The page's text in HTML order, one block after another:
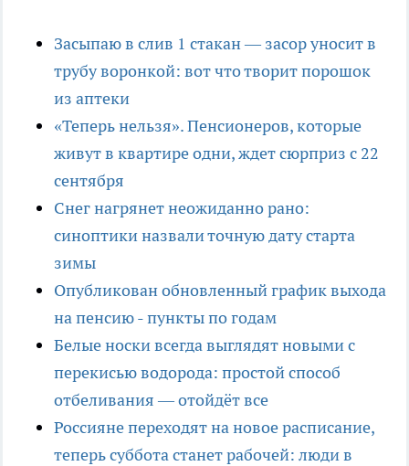
Засыпаю в слив 1 стакан — засор уносит в
трубу воронкой: вот что творит порошок
из аптеки
«Теперь нельзя». Пенсионеров, которые
живут в квартире одни, ждет сюрприз с 22
сентября
Снег нагрянет неожиданно рано:
синоптики назвали точную дату старта
зимы
Опубликован обновленный график выхода
на пенсию - пункты по годам
Белые носки всегда выглядят новыми с
перекисью водорода: простой способ
отбеливания — отойдёт все
Россияне переходят на новое расписание,
теперь суббота станет рабочей: люди в